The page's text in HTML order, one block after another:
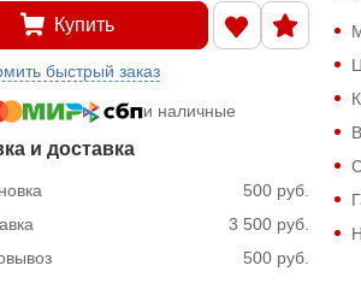
Купить
быстрый заказ
и наличные
и доставка
500 руб.
3 500 руб.
500 руб.